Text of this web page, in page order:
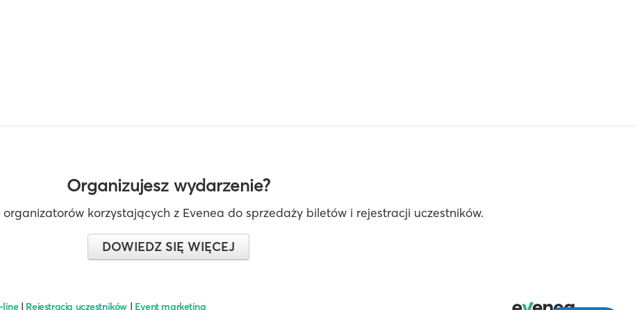
Organizujesz wydarzenie?
organizatorów korzystających z Evenea do sprzedaży biletów i rejestracji uczestników.
DOWIEDZ SIĘ WIĘCEJ
line| Rejestracja uczestników | Event marketing